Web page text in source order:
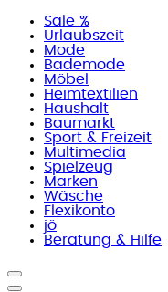
Sale %
Urlaubszeit
Mode
Bademode
Möbel
Heimtextilien
Haushalt
Baumarkt
Sport & Freizeit
Multimedia
Spielzeug
Marken
Wäsche
Flexikonto
jö
Beratung & Hilfe